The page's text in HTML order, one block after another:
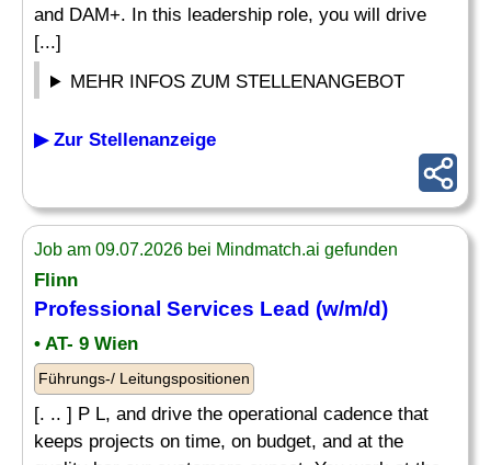
and DAM+. In this leadership role, you will drive
[...]
MEHR INFOS ZUM STELLENANGEBOT
▶ Zur Stellenanzeige
Job am 09.07.2026 bei Mindmatch.ai gefunden
Flinn
Professional Services Lead (w/m/d)
• AT- 9 Wien
Führungs-/ Leitungspositionen
[. .. ] P L, and drive the operational cadence that
keeps projects on time, on budget, and at the